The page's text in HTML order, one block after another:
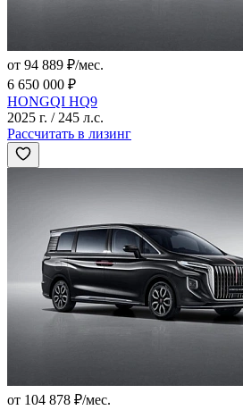
от 94 889 ₽/мес.
6 650 000 ₽
HONGQI HQ9
2025 г. / 245 л.с.
Рассчитать в лизинг
от 104 878 ₽/мес.